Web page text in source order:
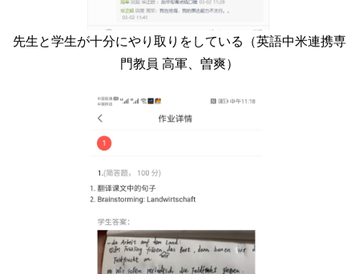
先生と学生が十分にやり取りをしている（英語中米連携専
門教員 高軍、曽爽）